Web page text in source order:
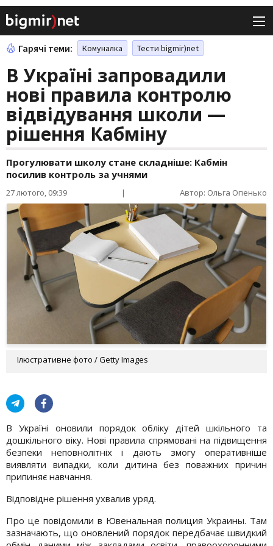
Гарячі теми: Комуналка Тести bigmir)net
В Україні запровадили
нові правила контролю
відвідування школи —
рішення Кабміну
Прогулювати школу стане складніше: Кабмін
посилив контроль за учнями
27 лютого, 09:39 | Автор: Ольга Опенько
Ілюстративне фото / Getty Images
В Україні оновили порядок обліку дітей шкільного та
дошкільного віку. Нові правила спрямовані на підвищення
безпеки неповнолітніх і дають змогу оперативніше
виявляти випадки, коли дитина без поважних причин
припиняє навчання.
Відповідне рішення ухвалив уряд.
Про це повідомили в Ювенальная полиция Украины. Там
зазначають, що оновлений порядок передбачає швидкий